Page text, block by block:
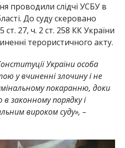
проводили слідчі УСБУ в
До суду скеровано
27, ч. 2 ст. 258 КК України
терористичного акту.
України особа
у вчиненні злочину і не
покаранню, доки
в законному порядку і
вироком суду», –